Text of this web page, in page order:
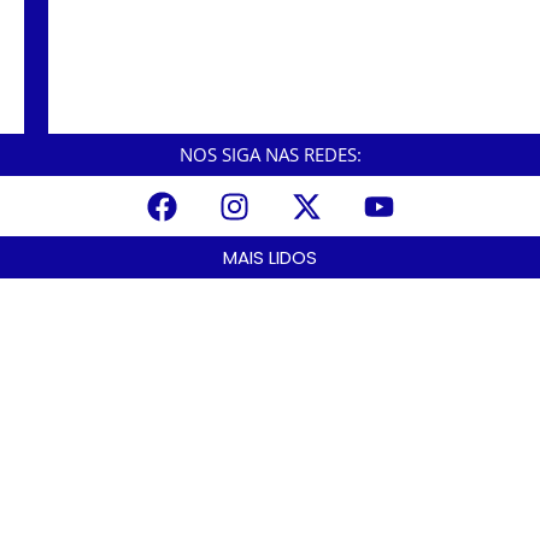
NOS SIGA NAS REDES:
MAIS LIDOS